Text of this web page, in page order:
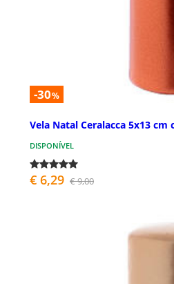
-30%
Vela Natal Ceralacca 5x13 cm
DISPONÍVEL
€ 6,29 € 9,00